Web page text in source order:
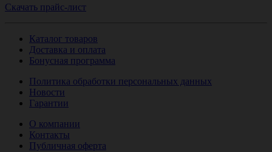
Скачать прайс-лист
Каталог товаров
Доставка и оплата
Бонусная программа
Политика обработки персональных данных
Новости
Гарантии
О компании
Контакты
Публичная оферта